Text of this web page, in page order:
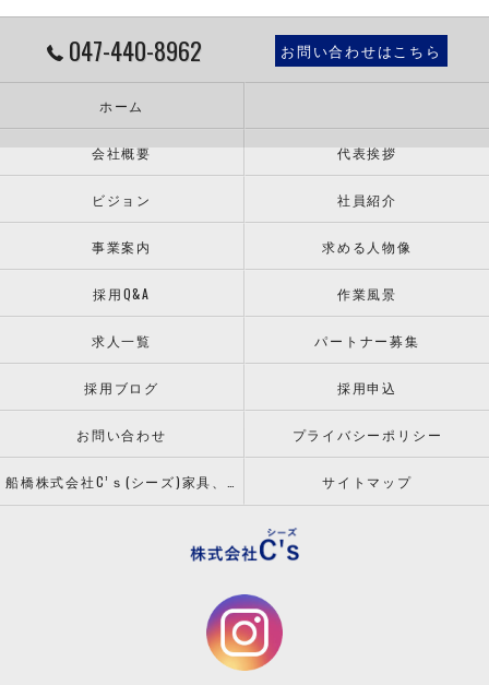
047-440-8962 お問い合わせはこちら
ホーム
会社概要 代表挨拶
ビジョン 社員紹介
事業案内 求める人物像
採用Q&A 作業風景
求人一覧 パートナー募集
採用ブログ 採用申込
お問い合わせ プライバシーポリシー
サイトマップ